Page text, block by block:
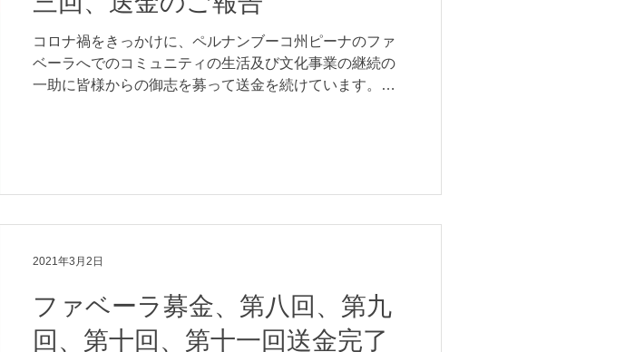
コロナ禍をきっかけに、ペルナンブーコ州ピーナのファ
ベーラへでのコミュニティの生活及び文化事業の継続の
一助に皆様からの御志を募って送金を続けています。本
ファベーラ募金、第八回、第九
回、第十回、第十一回送金完了
2021年3月2日